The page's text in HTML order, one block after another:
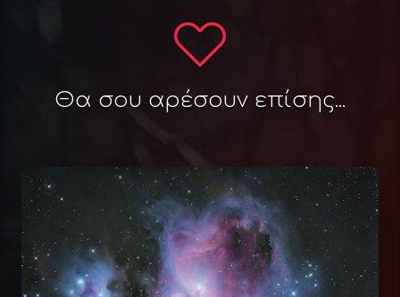
Θα σου αρέσουν επίσης...